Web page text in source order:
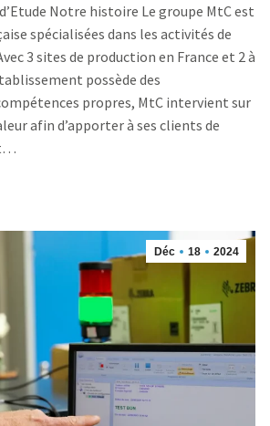
Notre histoire Le groupe MtC est
spécialisées dans les activités de
3 sites de production en France et 2 à
possède des
propres, MtC intervient sur
afin d’apporter à ses clients de
Déc 18 2024